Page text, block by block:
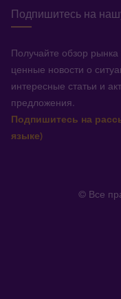
Подпишитесь на
Получайте обзор
ценные новости о
интересные статьи и
предложения.
Подпишитесь на
языке)
© Все